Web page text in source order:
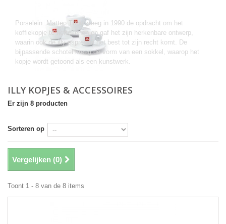
Porselein: Matteo Thun kreeg in 1990 de opdracht om het
koffiekopje te hertekenen en gaf het zijn herkenbare ontwerp,
waarin ook de illy-espresso het best tot zijn recht komt. De
bijpassende schotel kreeg de vorm van een sokkel, waarop het
kopje wordt getoond als een kunstwerk.
ILLY KOPJES & ACCESSOIRES
Er zijn 8 producten
Sorteren op
Vergelijken (0)
Toont 1 - 8 van de 8 items